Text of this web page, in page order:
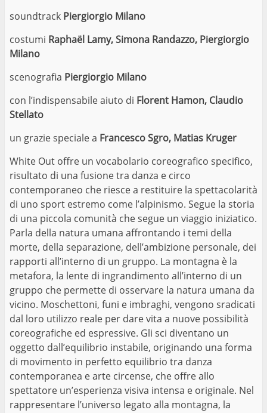
soundtrack Piergiorgio Milano
costumi Raphaël Lamy, Simona Randazzo, Piergiorgio
Milano
scenografia Piergiorgio Milano
con l’indispensabile aiuto di Florent Hamon, Claudio
Stellato
un grazie speciale a Francesco Sgro, Matias Kruger
White Out offre un vocabolario coreografico specifico,
risultato di una fusione tra danza e circo
contemporaneo che riesce a restituire la spettacolarità
di uno sport estremo come l’alpinismo. Segue la storia
di una piccola comunità che segue un viaggio iniziatico.
Parla della natura umana affrontando i temi della
morte, della separazione, dell’ambizione personale, dei
rapporti all’interno di un gruppo. La montagna è la
metafora, la lente di ingrandimento all’interno di un
gruppo che permette di osservare la natura umana da
vicino. Moschettoni, funi e imbraghi, vengono sradicati
dal loro utilizzo reale per dare vita a nuove possibilità
coreografiche ed espressive. Gli sci diventano un
oggetto dall’equilibrio instabile, originando una forma
di movimento in perfetto equilibrio tra danza
contemporanea e arte circense, che offre allo
spettatore un’esperienza visiva intensa e originale. Nel
rappresentare l’universo legato alla montagna, la